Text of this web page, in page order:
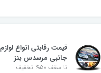
قیمت رقابتی انواع لوازم
جانبی مرسدس بنز
تا سقف 50% تخفیف